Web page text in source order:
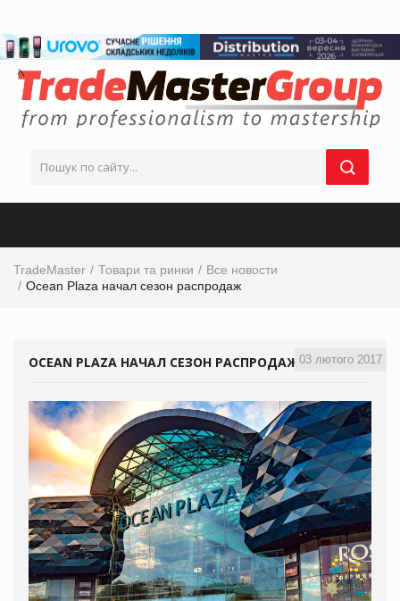
TradeMaster Товари та ринки
Все новости
Ocean Plaza начал сезон распродаж
03 лютого 2017
OCEAN PLAZA НАЧАЛ СЕЗОН РАСПРОДАЖ